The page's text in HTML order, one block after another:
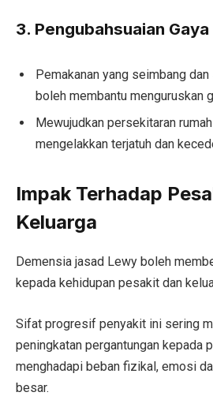
3. Pengubahsuaian
Pemakanan yang seimbang
boleh membantu menguruskan
Mewujudkan persekitaran
mengelakkan terjatuh dan
Impak Terhadap
Keluarga
Demensia jasad Lewy boleh
kepada kehidupan pesakit dan
Sifat progresif penyakit ini sering
peningkatan pergantungan kepada
menghadapi beban fizikal, emosi
besar.